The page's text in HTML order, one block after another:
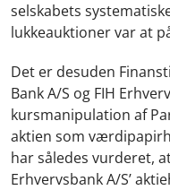
selskabets
lukkeauktioner var at
Det er desuden
Bank A/S og FIH
kursmanipulation af
aktien som
har således vurderet,
Erhvervsbank A/S’